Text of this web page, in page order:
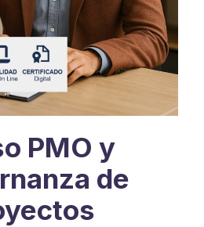
PMO y
de